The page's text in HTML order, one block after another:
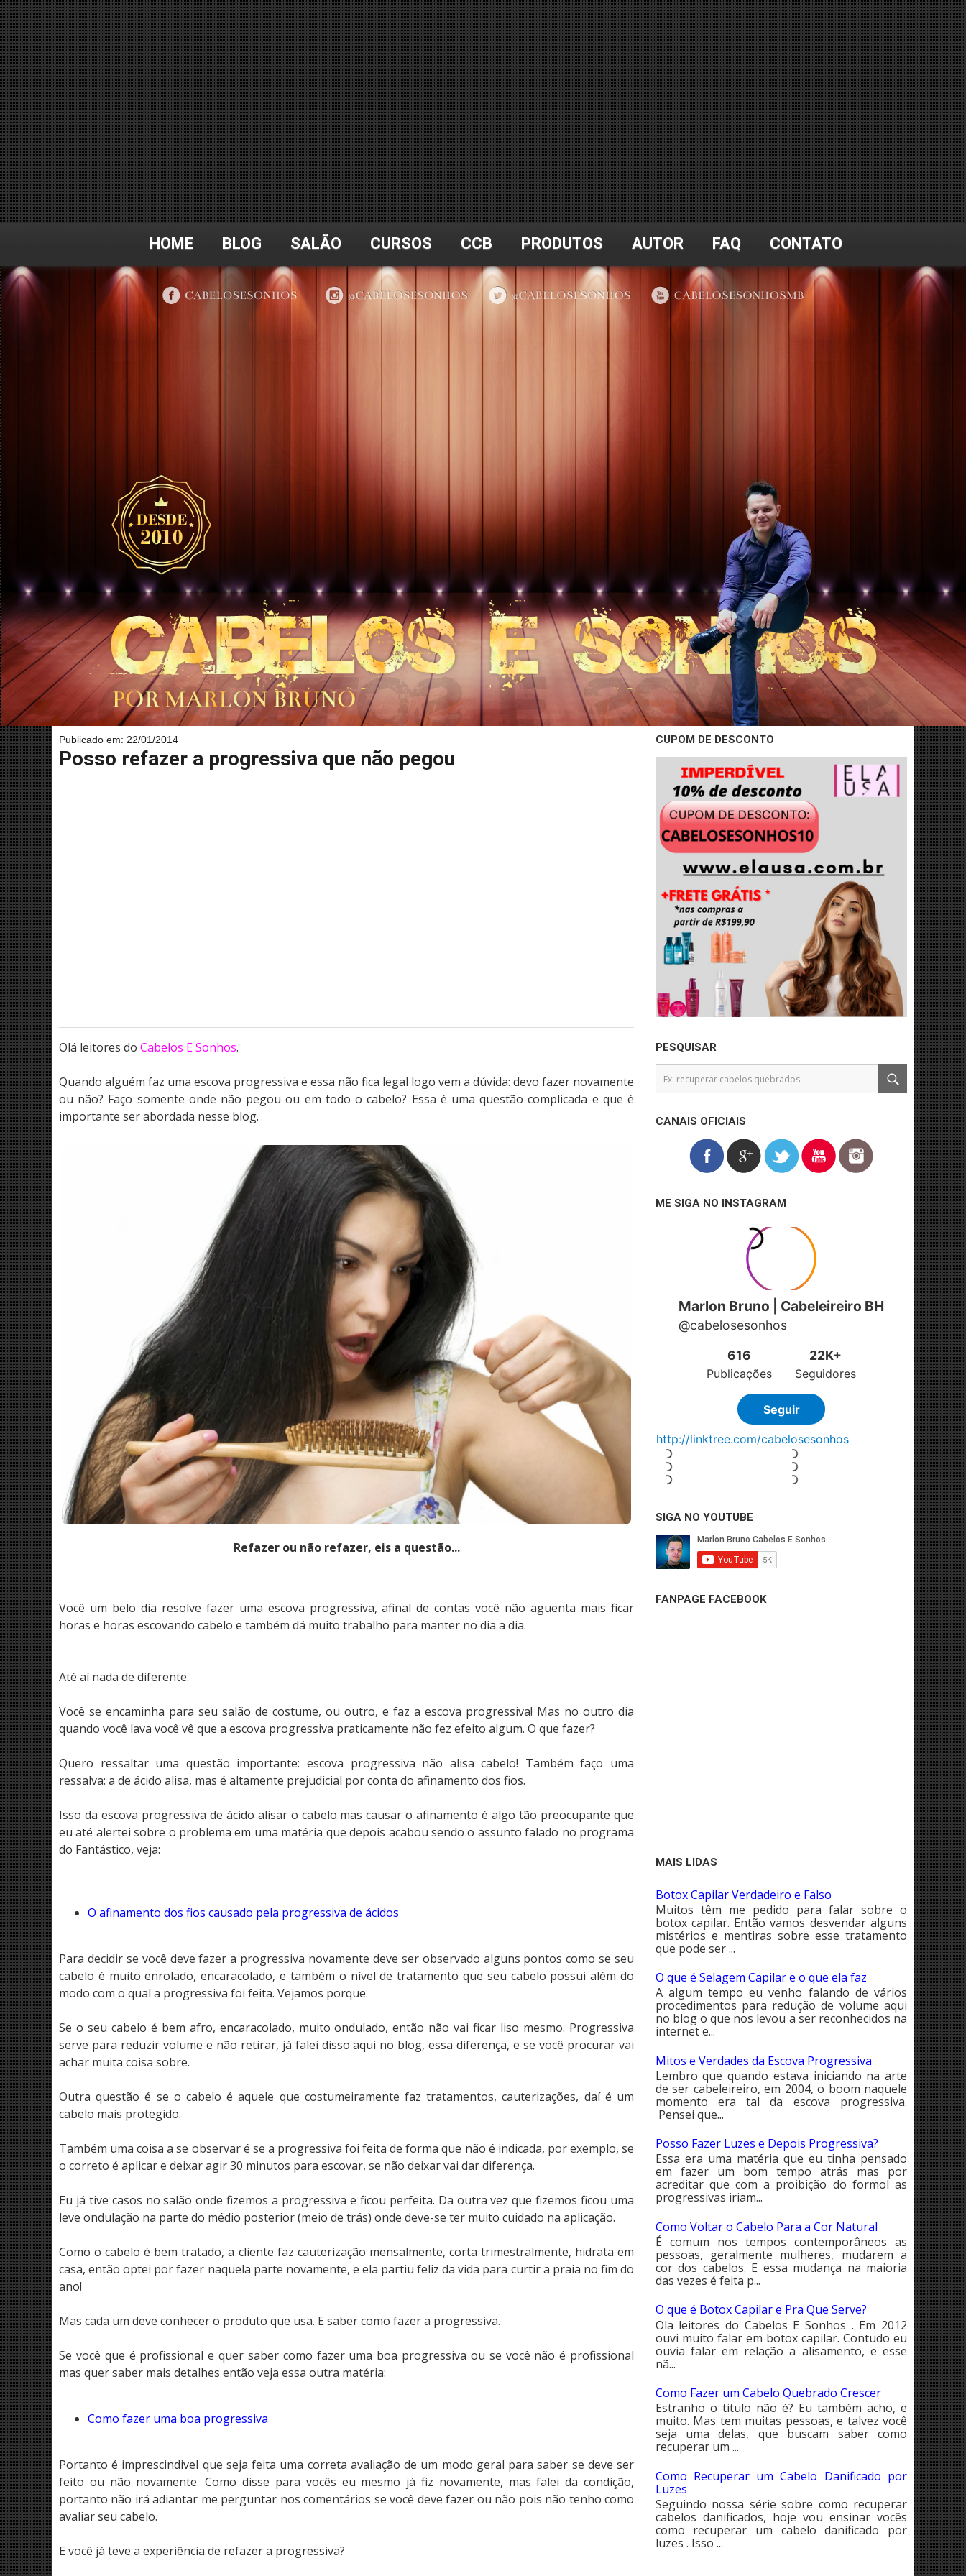
HOME BLOG SALÃO CURSOS CCB PRODUTOS AUTOR FAQ CONTATO
Publicado em: 22/01/2014
Posso refazer a progressiva que não pegou
Olá leitores do Cabelos E Sonhos.
Quando alguém faz uma escova progressiva e essa não fica legal logo vem a dúvida: devo fazer novamente
ou não? Faço somente onde não pegou ou em todo o cabelo? Essa é uma questão complicada e que é
importante ser abordada nesse blog.
Refazer ou não refazer, eis a questão...
Você um belo dia resolve fazer uma escova progressiva, afinal de contas você não aguenta mais ficar
horas e horas escovando cabelo e também dá muito trabalho para manter no dia a dia.
Até aí nada de diferente.
Você se encaminha para seu salão de costume, ou outro, e faz a escova progressiva! Mas no outro dia
quando você lava você vê que a escova progressiva praticamente não fez efeito algum. O que fazer?
Quero ressaltar uma questão importante: escova progressiva não alisa cabelo! Também faço uma
ressalva: a de ácido alisa, mas é altamente prejudicial por conta do afinamento dos fios.
Isso da escova progressiva de ácido alisar o cabelo mas causar o afinamento é algo tão preocupante que
eu até alertei sobre o problema em uma matéria que depois acabou sendo o assunto falado no programa
do Fantástico, veja:
O afinamento dos fios causado pela progressiva de ácidos
Para decidir se você deve fazer a progressiva novamente deve ser observado alguns pontos como se seu
cabelo é muito enrolado, encaracolado, e também o nível de tratamento que seu cabelo possui além do
modo com o qual a progressiva foi feita. Vejamos porque.
Se o seu cabelo é bem afro, encaracolado, muito ondulado, então não vai ficar liso mesmo. Progressiva
serve para reduzir volume e não retirar, já falei disso aqui no blog, essa diferença, e se você procurar vai
achar muita coisa sobre.
Outra questão é se o cabelo é aquele que costumeiramente faz tratamentos, cauterizações, daí é um
cabelo mais protegido.
Também uma coisa a se observar é se a progressiva foi feita de forma que não é indicada, por exemplo, se
o correto é aplicar e deixar agir 30 minutos para escovar, se não deixar vai dar diferença.
Eu já tive casos no salão onde fizemos a progressiva e ficou perfeita. Da outra vez que fizemos ficou uma
leve ondulação na parte do médio posterior (meio de trás) onde deve-se ter muito cuidado na aplicação.
Como o cabelo é bem tratado, a cliente faz cauterização mensalmente, corta trimestralmente, hidrata em
casa, então optei por fazer naquela parte novamente, e ela partiu feliz da vida para curtir a praia no fim do
ano!
Mas cada um deve conhecer o produto que usa. E saber como fazer a progressiva.
Se você que é profissional e quer saber como fazer uma boa progressiva ou se você não é profissional
mas quer saber mais detalhes então veja essa outra matéria:
Como fazer uma boa progressiva
Portanto é imprescindivel que seja feita uma correta avaliação de um modo geral para saber se deve ser
feito ou não novamente. Como disse para vocês eu mesmo já fiz novamente, mas falei da condição,
portanto não irá adiantar me perguntar nos comentários se você deve fazer ou não pois não tenho como
avaliar seu cabelo.
E você já teve a experiência de refazer a progressiva?
CUPOM DE DESCONTO
PESQUISAR
CANAIS OFICIAIS
ME SIGA NO INSTAGRAM
SIGA NO YOUTUBE
FANPAGE FACEBOOK
MAIS LIDAS
Botox Capilar Verdadeiro e Falso
Muitos têm me pedido para falar sobre o
botox capilar. Então vamos desvendar alguns
mistérios e mentiras sobre esse tratamento
que pode ser ...
O que é Selagem Capilar e o que ela faz
A algum tempo eu venho falando de vários
procedimentos para redução de volume aqui
no blog o que nos levou a ser reconhecidos na
internet e...
Mitos e Verdades da Escova Progressiva
Lembro que quando estava iniciando na arte
de ser cabeleireiro, em 2004, o boom naquele
momento era tal da escova progressiva.
Pensei que...
Posso Fazer Luzes e Depois Progressiva?
Essa era uma matéria que eu tinha pensado
em fazer um bom tempo atrás mas por
acreditar que com a proibição do formol as
progressivas iriam...
Como Voltar o Cabelo Para a Cor Natural
É comum nos tempos contemporâneos as
pessoas, geralmente mulheres, mudarem a
cor dos cabelos. E essa mudança na maioria
das vezes é feita p...
O que é Botox Capilar e Pra Que Serve?
Ola leitores do Cabelos E Sonhos . Em 2012
ouvi muito falar em botox capilar. Contudo eu
ouvia falar em relação a alisamento, e esse
nã...
Como Fazer um Cabelo Quebrado Crescer
Estranho o titulo não é? Eu também acho, e
muito. Mas tem muitas pessoas, e talvez você
seja uma delas, que buscam saber como
recuperar um ...
Como Recuperar um Cabelo Danificado por
Luzes
Seguindo nossa série sobre como recuperar
cabelos danificados, hoje vou ensinar vocês
como recuperar um cabelo danificado por
luzes . Isso ...